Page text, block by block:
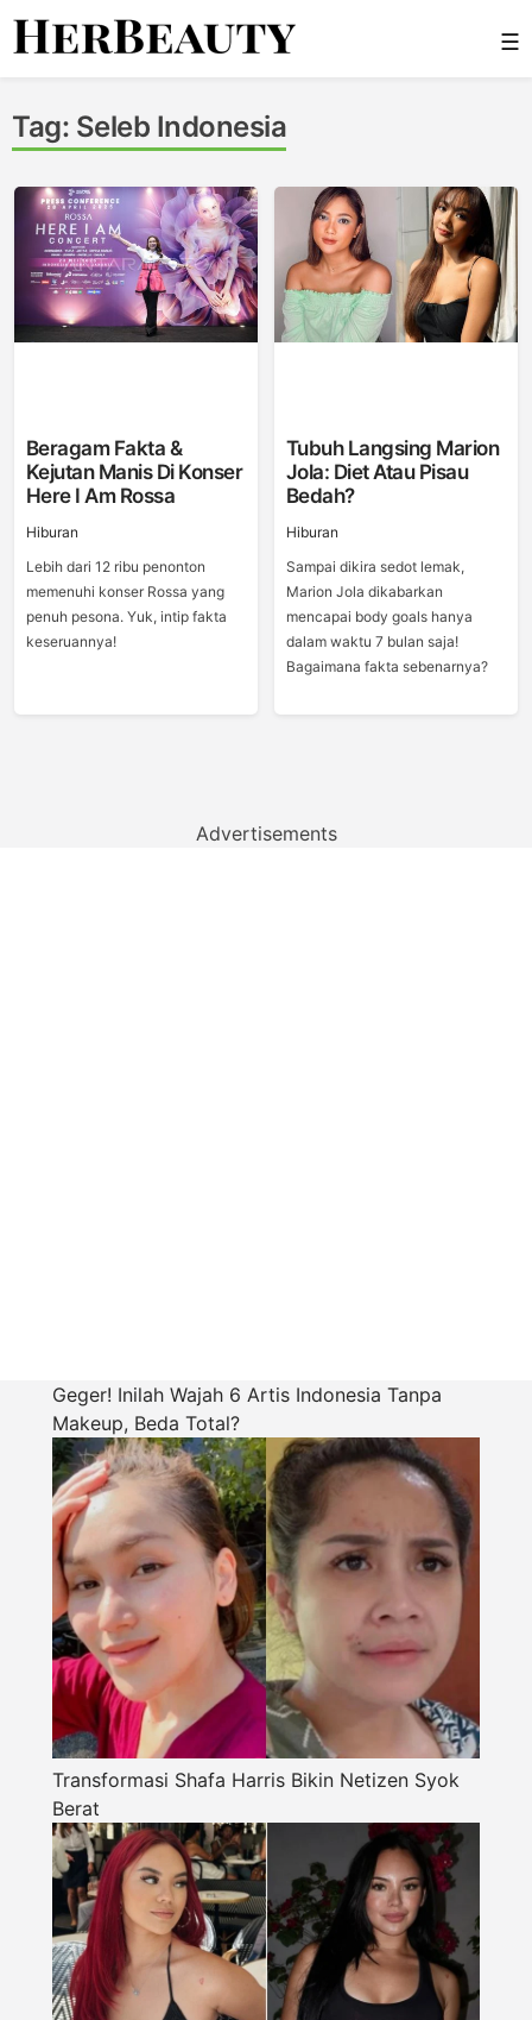
Skip
☰
Tag: Seleb Indonesia
Beragam Fakta &
Kejutan Manis Di Konser
Here I Am Rossa
Hiburan
Lebih dari 12 ribu penonton
memenuhi konser Rossa yang
penuh pesona. Yuk, intip fakta
keseruannya!
Tubuh Langsing Marion
Jola: Diet Atau Pisau
Bedah?
Hiburan
Sampai dikira sedot lemak,
Marion Jola dikabarkan
mencapai body goals hanya
dalam waktu 7 bulan saja!
Bagaimana fakta sebenarnya?
Advertisements
Geger! Inilah Wajah 6 Artis Indonesia Tanpa
Makeup, Beda Total?
Transformasi Shafa Harris Bikin Netizen Syok
Berat